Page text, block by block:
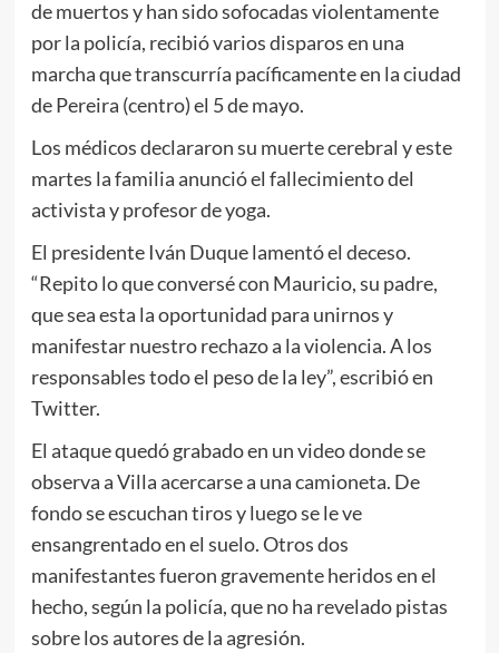
de muertos y han sido sofocadas violentamente
por la policía, recibió varios disparos en una
marcha que transcurría pacíficamente en la ciudad
de Pereira (centro) el 5 de mayo.
Los médicos declararon su muerte cerebral y este
martes la familia anunció el fallecimiento del
activista y profesor de yoga.
El presidente Iván Duque lamentó el deceso.
“Repito lo que conversé con Mauricio, su padre,
que sea esta la oportunidad para unirnos y
manifestar nuestro rechazo a la violencia. A los
responsables todo el peso de la ley”, escribió en
Twitter.
El ataque quedó grabado en un video donde se
observa a Villa acercarse a una camioneta. De
fondo se escuchan tiros y luego se le ve
ensangrentado en el suelo. Otros dos
manifestantes fueron gravemente heridos en el
hecho, según la policía, que no ha revelado pistas
sobre los autores de la agresión.